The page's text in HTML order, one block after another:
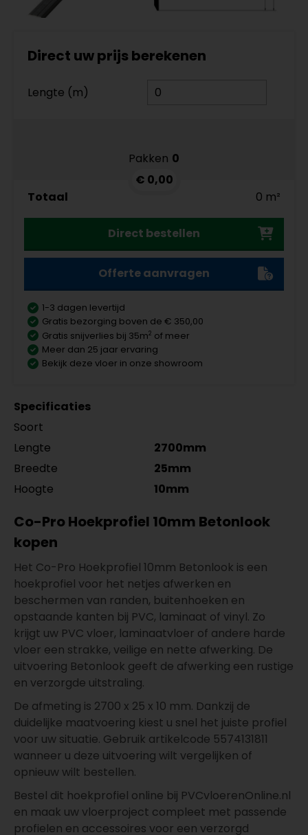
Direct uw prijs berekenen
Lengte (m)
Pakken 0
€ 0,00
Totaal
0 m²
Direct bestellen
Offerte aanvragen
1-3 dagen levertijd
Gratis bezorging boven de € 350,00
Gratis snijverlies bij 35m2 of meer
Meer dan 25 jaar ervaring
Bekijk deze vloer in onze showroom
Specificaties
Soort
Lengte
2700mm
Breedte
25mm
Hoogte
10mm
Co-Pro Hoekprofiel 10mm Betonlook
kopen
Het Co-Pro Hoekprofiel 10mm Betonlook is een
hoekprofiel voor het netjes afwerken en
beschermen van randen, buitenhoeken en
opstaande kanten bij PVC, laminaat of vinyl. Zo
krijgt uw PVC vloer, laminaatvloer of andere harde
vloer een strakke, veilige en nette afwerking. De
uitvoering Betonlook geeft de afwerking een rustige
en verzorgde uitstraling.
De afmeting is 2700 x 25 x 10 mm. Dankzij de
duidelijke maatvoering kiest u snel het juiste profiel
voor uw situatie. Gebruik artikelcode 5574131811
wanneer u deze uitvoering wilt vergelijken of
opnieuw wilt bestellen.
Bestel dit hoekprofiel online bij PVCvloerenOnline.nl
en maak uw vloerproject compleet met passende
profielen en accessoires voor een verzorgd